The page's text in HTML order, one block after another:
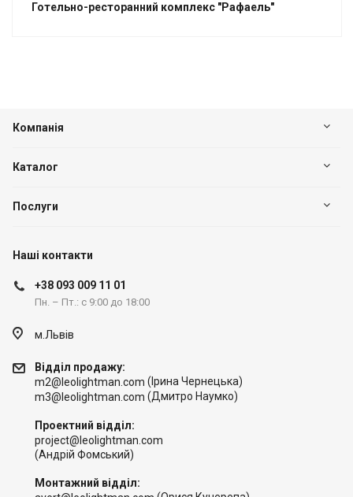
Готельно-ресторанний комплекс "Рафаель"
Компанія
Каталог
Послуги
Наші контакти
+38 093 009 11 01
Пн. – Пт.: с 9:00 до 18:00
м.Львів
Відділ продажу:
m2@leolightman.com (Ірина Чернецька)
m3@leolightman.com (Дмитро Наумко)
Проектний відділ:
project@leolightman.com
(Андрій Фомський)
Монтажний відділ: